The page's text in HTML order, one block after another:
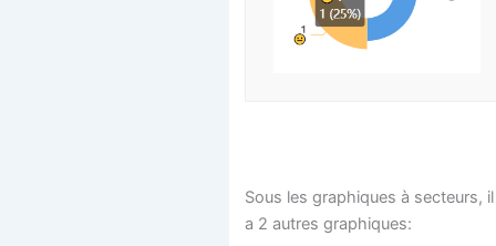
Sous les graphiques à secteurs,
a 2 autres graphiques: